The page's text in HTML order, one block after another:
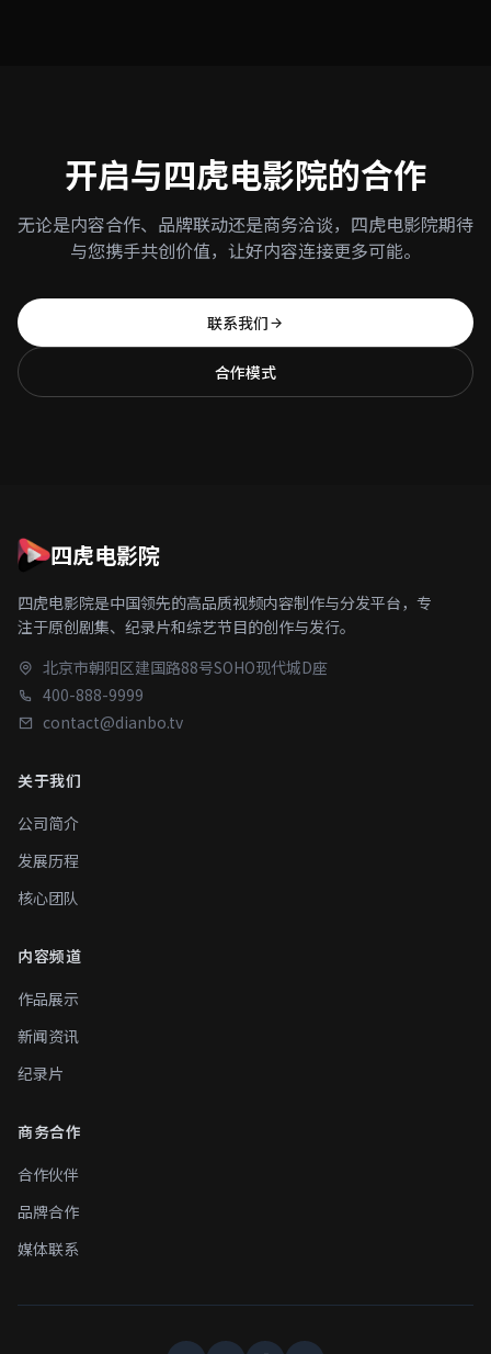
开启与四虎电影院的合作
无论是内容合作、品牌联动还是商务洽谈，四虎电影院期待
与您携手共创价值，让好内容连接更多可能。
联系我们
合作模式
四虎电影院
四虎电影院是中国领先的高品质视频内容制作与分发平台，专
注于原创剧集、纪录片和综艺节目的创作与发行。
北京市朝阳区建国路88号SOHO现代城D座
400-888-9999
contact@dianbo.tv
关于我们
公司简介
发展历程
核心团队
内容频道
作品展示
新闻资讯
纪录片
商务合作
合作伙伴
品牌合作
媒体联系